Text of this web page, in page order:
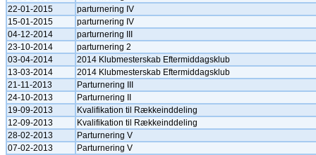
22-01-2015
parturnering IV
15-01-2015
parturnering IV
04-12-2014
parturnering III
23-10-2014
parturnering 2
03-04-2014
2014 Klubmesterskab Eftermiddagsklub
13-03-2014
2014 Klubmesterskab Eftermiddagsklub
21-11-2013
Parturnering III
24-10-2013
Parturnering II
19-09-2013
Kvalifikation til Rækkeinddeling
12-09-2013
Kvalifikation til Rækkeinddeling
28-02-2013
Parturnering V
07-02-2013
Parturnering V